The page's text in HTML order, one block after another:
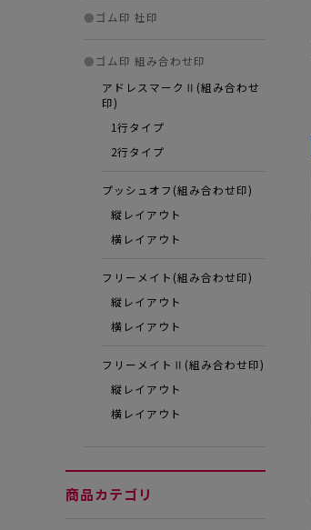
●ゴム印 社印
●ゴム印 組み合わせ印
アドレスマークⅡ(組み合わせ
印)
1行タイプ
2行タイプ
プッシュオフ(組み合わせ印)
縦レイアウト
横レイアウト
フリーメイト(組み合わせ印)
縦レイアウト
横レイアウト
フリーメイトⅡ(組み合わせ印)
縦レイアウト
横レイアウト
商品カテゴリ